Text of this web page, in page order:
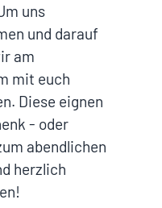
uns
und darauf
am
mit euch
Diese eignen
- oder
abendlichen
herzlich